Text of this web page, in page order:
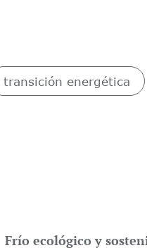
transición energética
Frío ecológico y